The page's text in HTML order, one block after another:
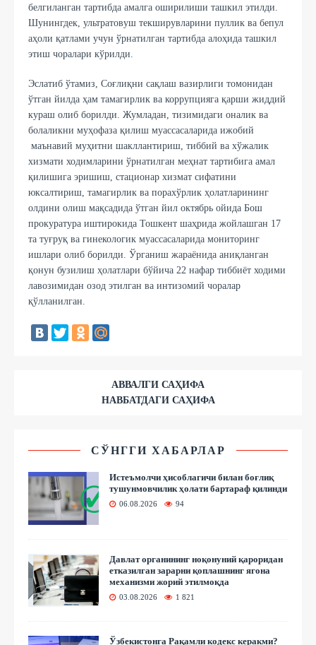
белгиланган тартибда амалга оширилиши ташкил этилди.
Шунингдек, ультратовуш текширувларини пуллик ва бепул
аҳоли қатлами учун ўрнатилган тартибда алоҳида ташкил
этиш чоралари кўрилди.
Эслатиб ўтамиз, Соғлиқни сақлаш вазирлиги томонидан
ўтган йилда ҳам тамагирлик ва коррупцияга қарши жиддий
кураш олиб борилди. Жумладан, тизимидаги оналик ва
болаликни муҳофаза қилиш муассасаларида ижобий
маънавий муҳитни шакллантириш, тиббий ва хўжалик
хизмати ходимларини ўрнатилган меҳнат тартибига амал
қилишига эришиш, стационар хизмат сифатини
юксалтириш, тамагирлик ва порахўрлик ҳолатларининг
олдини олиш мақсадида ўтган йил октябрь ойида Бош
прокуратура иштирокида Тошкент шаҳрида жойлашган 17
та туғруқ ва гинекологик муассасаларида мониторинг
ишлари олиб борилди. Ўрганиш жараёнида аниқланган
қонун бузилиш ҳолатлари бўйича 22 нафар тиббиёт ходими
лавозимидан озод этилган ва интизомий чоралар
қўлланилган.
АВВАЛГИ САҲИФА
НАВБАТДАГИ САҲИФА
СЎНГГИ ХАБАРЛАР
Истеъмолчи ҳисоблагичи билан боғлиқ
тушунмовчилик ҳолати бартараф қилинди
06.08.2026 94
Давлат органининг ноқонуний қароридан
етказилган зарарни қоплашнинг ягона
механизми жорий этилмоқда
03.08.2026 1 821
Ўзбекистонга Рақамли кодекс керакми?